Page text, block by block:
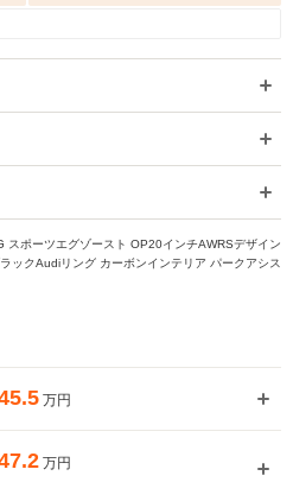
スポーツエグゾースト OP20インチAWRSデザイン
ックAudiリング カーボンインテリア パークアシス
万円
万円
はい